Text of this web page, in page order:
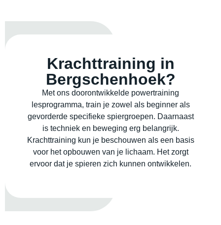
Krachttraining in
Bergschenhoek?
Met ons doorontwikkelde powertraining
lesprogramma, train je zowel als beginner als
gevorderde specifieke spiergroepen. Daarnaast
is techniek en beweging erg belangrijk.
Krachttraining kun je beschouwen als een basis
voor het opbouwen van je lichaam. Het zorgt
ervoor dat je spieren zich kunnen ontwikkelen.